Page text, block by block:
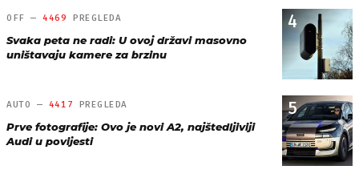
4
OFF —4469 PREGLEDA
Svaka peta ne radi: U ovoj državi masovno
uništavaju kamere za brzinu
5
AUTO — 4417 PREGLEDA
Prve fotografije: Ovo je novi A2, najštedljiviji
Audi u povijesti